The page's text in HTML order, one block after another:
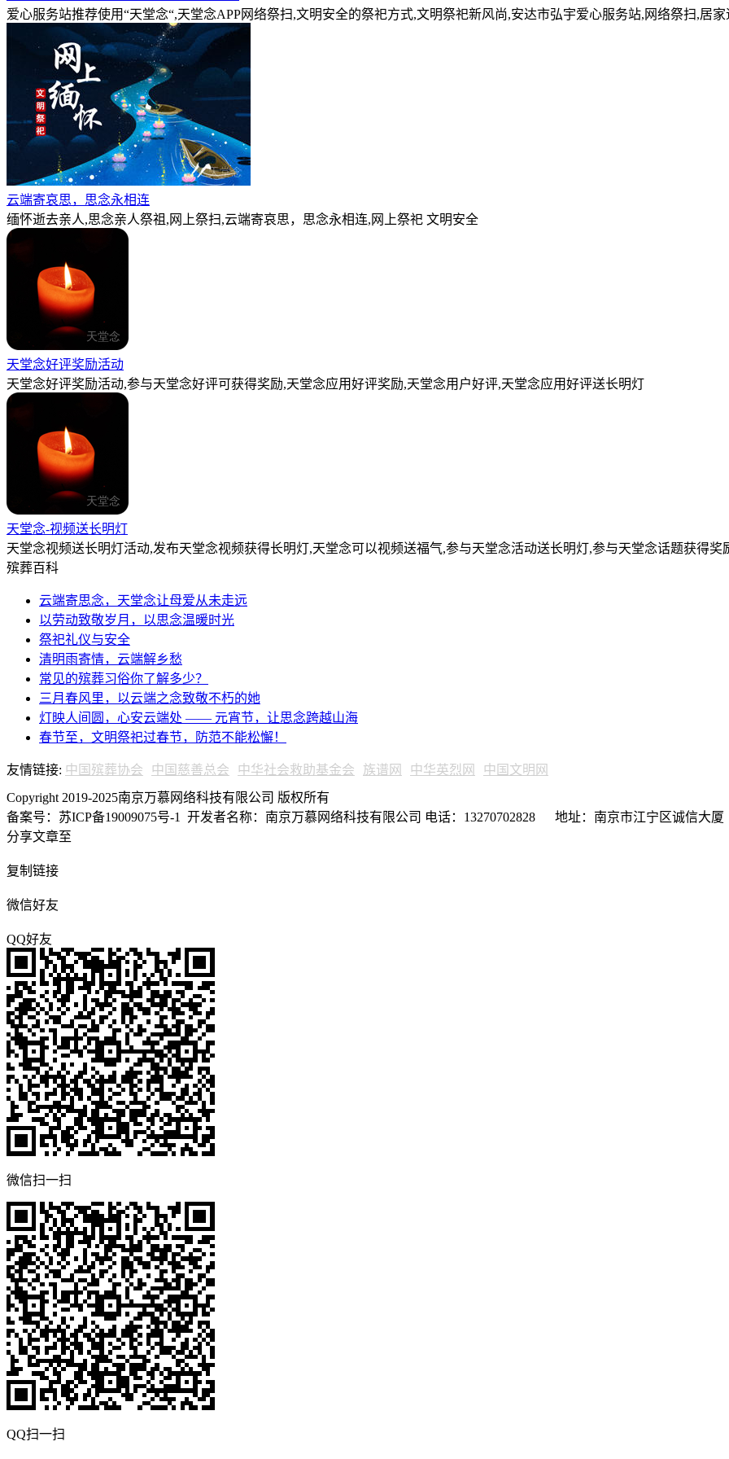
爱心服务站推荐使用“天堂念“,天堂念APP网络祭扫,文明安全的祭祀方式,文明祭祀新风尚,安达市弘宇爱心服务站,网络祭扫,居
云端寄哀思，思念永相连
缅怀逝去亲人,思念亲人祭祖,网上祭扫,云端寄哀思，思念永相连,网上祭祀 文明安全
天堂念好评奖励活动
天堂念好评奖励活动,参与天堂念好评可获得奖励,天堂念应用好评奖励,天堂念用户好评,天堂念应用好评送长明灯
天堂念-视频送长明灯
天堂念视频送长明灯活动,发布天堂念视频获得长明灯,天堂念可以视频送福气,参与天堂念活动送长明灯,参与天堂念话题获得奖
殡葬百科
云端寄思念，天堂念让母爱从未走远
以劳动致敬岁月，以思念温暖时光
祭祀礼仪与安全
清明雨寄情，云端解乡愁
常见的殡葬习俗你了解多少？
三月春风里，以云端之念致敬不朽的她
灯映人间圆，心安云端处 —— 元宵节，让思念跨越山海
春节至，文明祭祀过春节，防范不能松懈！
友情链接: 中国殡葬协会 中国慈善总会 中华社会救助基金会 族谱网 中华英烈网
中国文明网
Copyright 2019-2025南京万慕网络科技有限公司 版权所有
备案号：苏ICP备19009075号-1
开发者名称：南京万慕网络科技有限公司 电话：13270702828 地址：南京市江宁区诚信大厦
分享文章至
复制链接
微信好友
QQ好友
微信扫一扫
QQ扫一扫